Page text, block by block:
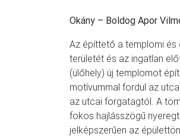
Okány – Boldog Apor
Az építtető a templomi és
területét és az ingatlan
(ülőhely) új templomot
motívummal fordul az
az utcai forgatagtól. A
fokos hajlásszögű
jelképszerűen az